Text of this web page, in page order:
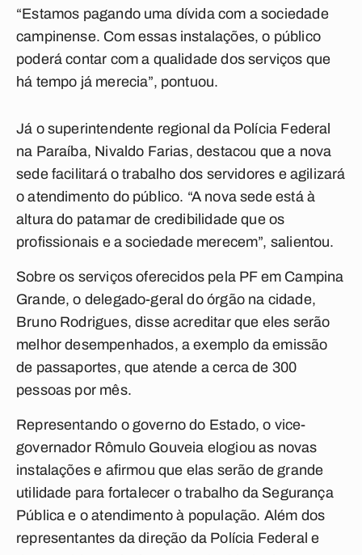
“Estamos pagando uma dívida com a sociedade
campinense. Com essas instalações, o público
poderá contar com a qualidade dos serviços que
há tempo já merecia”, pontuou.
Já o superintendente regional da Polícia Federal
na Paraíba, Nivaldo Farias, destacou que a nova
sede facilitará o trabalho dos servidores e agilizará
o atendimento do público. “A nova sede está à
altura do patamar de credibilidade que os
profissionais e a sociedade merecem”, salientou.
Sobre os serviços oferecidos pela PF em Campina
Grande, o delegado-geral do órgão na cidade,
Bruno Rodrigues, disse acreditar que eles serão
melhor desempenhados, a exemplo da emissão
de passaportes, que atende a cerca de 300
pessoas por mês.
Representando o governo do Estado, o vice-
governador Rômulo Gouveia elogiou as novas
instalações e afirmou que elas serão de grande
utilidade para fortalecer o trabalho da Segurança
Pública e o atendimento à população. Além dos
representantes da direção da Polícia Federal e